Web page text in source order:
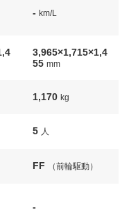
- km/L
3,965×1,715×1,4
55 mm
1,170 kg
5 人
FF （前輪駆動）
-